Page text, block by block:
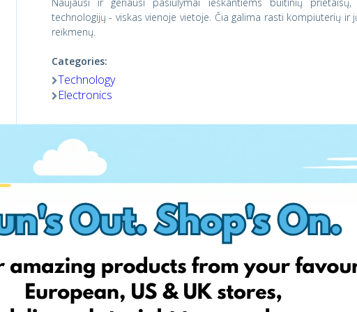
technologijų - viskas vienoje vietoje. Čia galima rasti kompiuterių
reikmenų.
Categories:
Technology
Electronics
Shop now